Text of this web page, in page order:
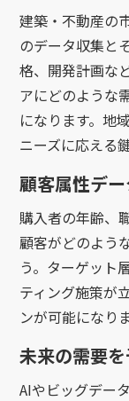
建築・不動産の
のデータ収集と
格、開発計画な
アにどのような
になります。地
ニーズに応える
顧客属性デ
購入者の年齢、
顧客がどのよう
う。ターゲット
ティング施策が
ンが可能になりま
未来の需要
AIやビッグデー